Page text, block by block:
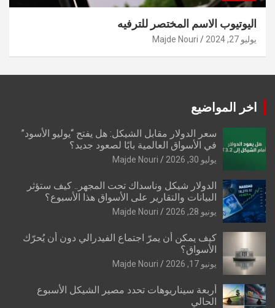
اليوتيوب الاسم المختصر للترفيه
يوليو 27, 2024 Majde Nouri
اخر المواضيع
سعر الدولار مقابل الشيكل: هل يفتح “يوليو الأسود”
في الأسواق العالمية بابًا لصعود جديد؟
يوليو 30, 2026 Majde Nouri
الدولار شيكل وناسداك تحت المجهر.. كيف ستؤثر
البيانات والتقارير على الأسواق هذا الأسبوع؟
يونيو 28, 2026 Majde Nouri
كيف يمكن أن يمرّ اجتماع الفيدرالي دون أن يُحرّك
الأسواق؟
يونيو 17, 2026 Majde Nouri
أربعة سيناريوهات تحدد مصير الشيكل الأسبوع
الحالي